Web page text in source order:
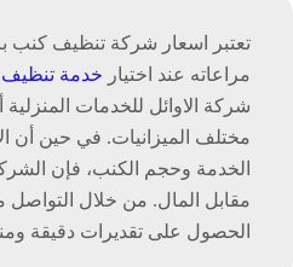
تعتبر اسعار شركة تنظيف كنب
مراعاته عند اختيار خدمة تنظيف
شركة الاوائل للخدمات
مختلف الميزانيات. في حين أن
الخدمة وحجم الكنب، فإن
مقابل المال. من خلال التواصل
الحصول على تقديرات دقيقة